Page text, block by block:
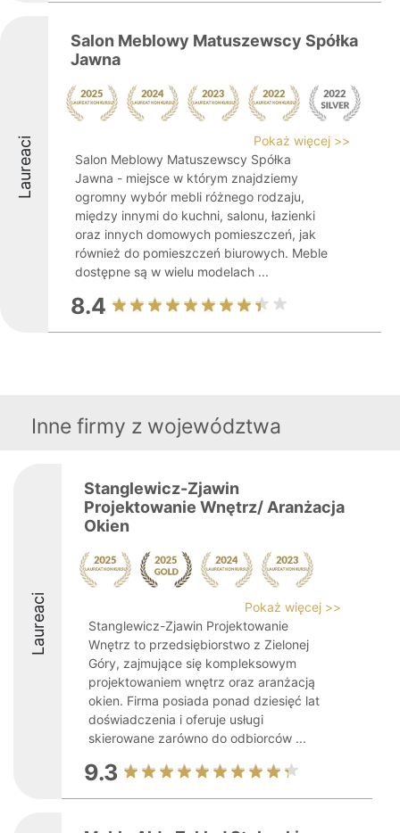
Laureaci
Salon Meblowy Matuszewscy Spółka
Jawna
Pokaż więcej >>
Salon Meblowy Matuszewscy Spółka
Jawna - miejsce w którym znajdziemy
ogromny wybór mebli różnego rodzaju,
między innymi do kuchni, salonu, łazienki
oraz innych domowych pomieszczeń, jak
również do pomieszczeń biurowych. Meble
dostępne są w wielu modelach ...
8.4
Inne firmy z województwa
Laureaci
Stanglewicz-Zjawin
Projektowanie Wnętrz/ Aranżacja
Okien
Pokaż więcej >>
Stanglewicz-Zjawin Projektowanie
Wnętrz to przedsiębiorstwo z Zielonej
Góry, zajmujące się kompleksowym
projektowaniem wnętrz oraz aranżacją
okien. Firma posiada ponad dziesięć lat
doświadczenia i oferuje usługi
skierowane zarówno do odbiorców ...
9.3